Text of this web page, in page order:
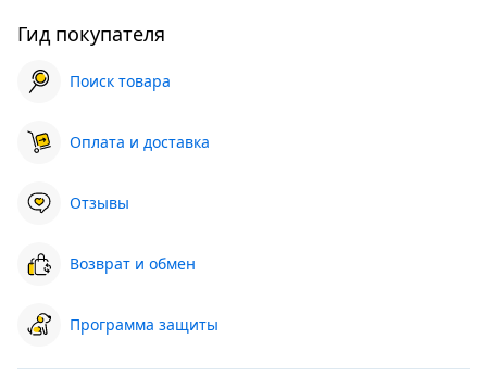
Гид покупателя
Поиск товара
Оплата и доставка
Отзывы
Возврат и обмен
Программа защиты